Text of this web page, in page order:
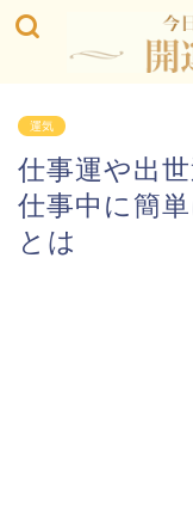
運気
仕事運や出
仕事中に簡
とは